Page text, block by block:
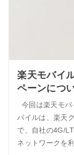
楽天モバイ
ペーンにつ
今回は楽天モ
バイルは、楽天
で、自社の4G/
ネットワークを